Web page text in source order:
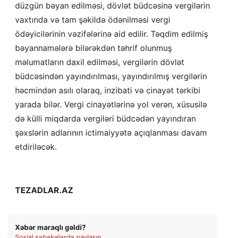
düzgün bəyan edilməsi, dövlət büdcəsinə vergilərin
vaxtında və tam şəkildə ödənilməsi vergi
ödəyicilərinin vəzifələrinə aid edilir. Təqdim edilmiş
bəyannamələrə bilərəkdən təhrif olunmuş
məlumatların daxil edilməsi, vergilərin dövlət
büdcəsindən yayındırılması, yayındırılmış vergilərin
həcmindən asılı olaraq, inzibati və cinayət tərkibi
yarada bilər. Vergi cinayətlərinə yol verən, xüsusilə
də külli miqdarda vergiləri büdcədən yayındıran
şəxslərin adlarının ictimaiyyətə açıqlanması davam
etdiriləcək.
TEZADLAR.AZ
Xəbər maraqlı gəldi?